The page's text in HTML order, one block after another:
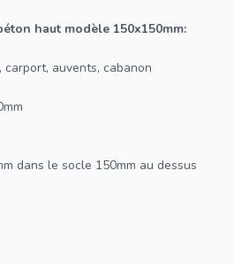
haut modèle 150x150mm:
auvents, cabanon
dans le socle 150mm au dessus